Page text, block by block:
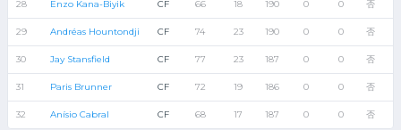
28 Enzo Kana-Biyik CF 66 18 190 0 0 否
29 Andréas Hountondji CF 74 23 190 0 0 否
30 Jay Stansfield CF 77 23 187 0 0 否
31 Paris Brunner CF 72 19 186 0 0 否
32 Anísio Cabral CF 68 17 187 0 0 否